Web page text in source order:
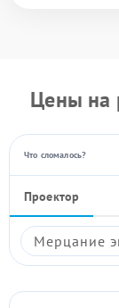
Цены на
Что сломалось?
Проектор
Мерцание